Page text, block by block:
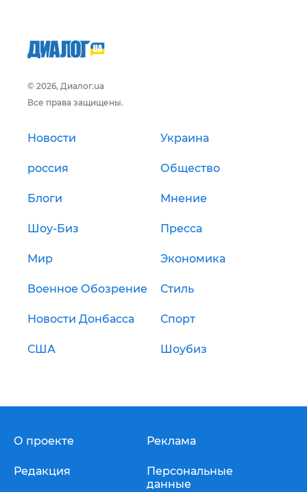
© 2026, Диалог.ua
Все права защищены.
Новости Украина
россия Общество
Блоги Мнение
Шоу-Биз Пресса
Мир Экономика
Военное Обозрение Стиль
Новости Донбасса Спорт
США Шоубиз
О проекте
Редакция
Реклама
Персональные
данные